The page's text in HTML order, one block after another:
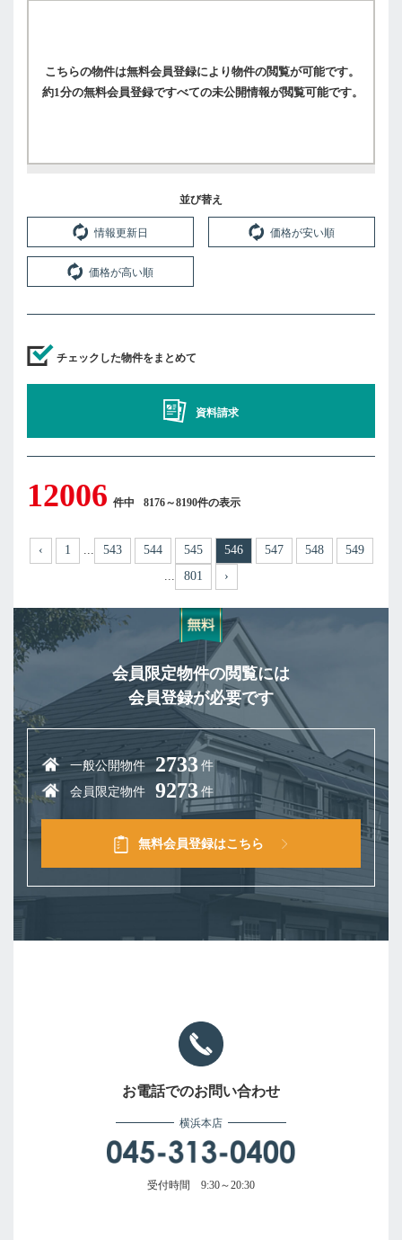
こちらの物件は無料会員登録により物件の閲覧が可能です。
約1分の無料会員登録ですべての未公開情報が閲覧可能です。
並び替え
情報更新日 価格が安い順
価格が高い順
チェックした物件をまとめて
資料請求
12006 件中 8176～8190件の表示
‹ 1 ... 543 544 545 546 547 548
549
801 ›
会員限定物件の閲覧には
会員登録が必要です
一般公開物件 2733 件
会員限定物件
9273 件
無料会員登録はこちら
お電話でのお問い合わせ
横浜本店
受付時間 9:30～20:30